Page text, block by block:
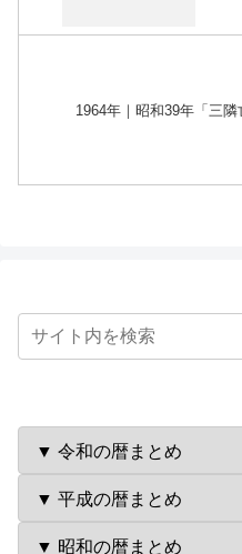
1964年｜昭和39年「三隣